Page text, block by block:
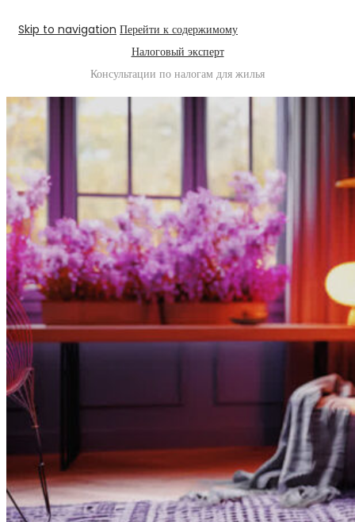
Skip to navigation Перейти к содержимому
Налоговый эксперт
Консультации по налогам для жилья